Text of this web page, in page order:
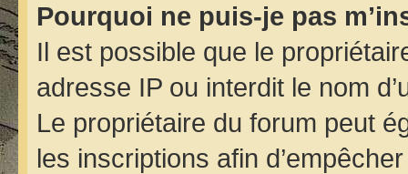
Pourquoi ne puis-je pas
Il est possible que le
adresse IP ou interdit le nom
Le propriétaire du forum peut
les inscriptions afin